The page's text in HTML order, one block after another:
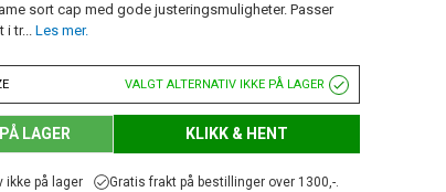
sort cap med gode justeringsmuligheter. Passer
i tr... Les mer.
VALGT ALTERNATIV IKKE PÅ LAGER
PÅ LAGER KLIKK & HENT
ikke på lager Gratis frakt på bestillinger over 1300,-.